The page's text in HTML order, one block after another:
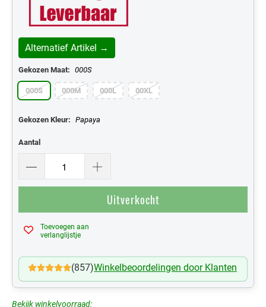
Alternatief Artikel →
Gekozen Maat: 000S
000S 000M 000L 00XL
Gekozen Kleur: Papaya
Aantal
Uitverkocht
Toevoegen aan
verlanglijstje
(857)Winkelbeoordelingen door Klanten
Bekijk winkelvoorraad: